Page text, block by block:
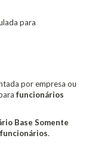
para
por empresa ou
funcionários
Base Somente
.